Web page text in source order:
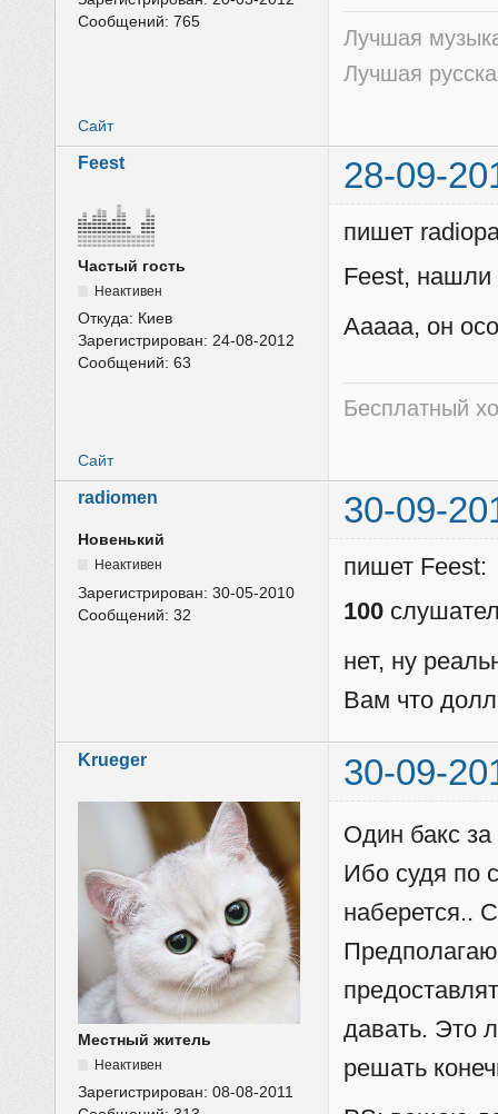
Сообщений:765
Лучшая
Лучшая
Сайт
Feest 28-09-
Частый гость
Неактивен
Откуда: Киев
Зарегистрирован:24-08-2012
Сообщений:63
пишет
Feest, нашли
Ааааа, он
Бесплатный
Сайт
radiomen 30-09-
Новенький
Неактивен
Зарегистрирован:30-05-2010
Сообщений:32
пишет Feest:
100
нет, ну
Вам что
Krueger 30-09-
Местный житель
Неактивен
Зарегистрирован:08-08-2011
Один бакс
Ибо судя по
наберется..
давать. Это
решать